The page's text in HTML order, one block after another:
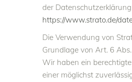
der
https://www.strato.de/
Die Verwendung von
Grundlage von Art. 6
Wir haben ein
einer möglichst